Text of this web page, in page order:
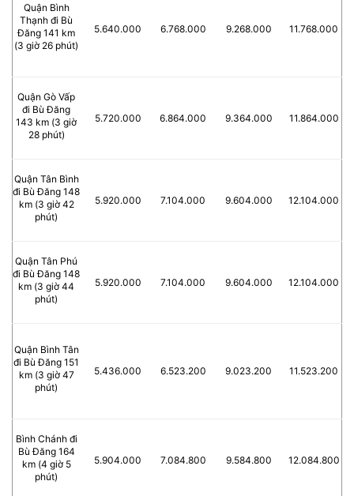
Quận Bình
Thạnh đi Bù
Đăng 141 km
(3 giờ 26 phút)
5.640.000 6.768.000 9.268.000 11.768.000
Quận Gò Vấp
đi Bù Đăng
143 km (3 giờ
28 phút)
5.720.000 6.864.000 9.364.000 11.864.000
Quận Tân Bình
đi Bù Đăng 148
km (3 giờ 42
phút)
5.920.000 7.104.000 9.604.000 12.104.000
Quận Tân Phú
đi Bù Đăng 148
km (3 giờ 44
phút)
5.920.000 7.104.000 9.604.000 12.104.000
Quận Bình Tân
đi Bù Đăng 151
km (3 giờ 47
phút)
5.436.000 6.523.200 9.023.200 11.523.200
Bình Chánh đi
Bù Đăng 164
km (4 giờ 5
phút)
5.904.000 7.084.800 9.584.800 12.084.800